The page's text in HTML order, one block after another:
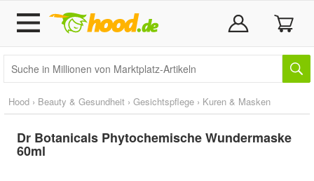
Hood › Beauty & Gesundheit › Gesichtspflege › Kuren & Masken
Dr Botanicals Phytochemische Wundermaske
60ml